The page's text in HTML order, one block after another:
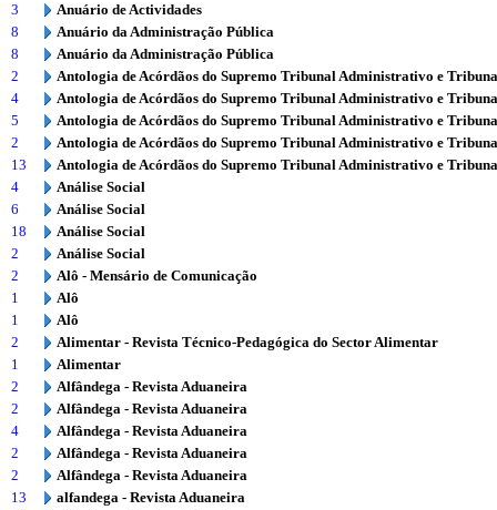
3
Anuário de Actividades
8
Anuário da Administração Pública
8
Anuário da Administração Pública
2
Antologia de Acórdãos do Supremo Tribunal Administrativo e
4
Antologia de Acórdãos do Supremo Tribunal Administrativo e
5
Antologia de Acórdãos do Supremo Tribunal Administrativo e
2
Antologia de Acórdãos do Supremo Tribunal Administrativo e
13
Antologia de Acórdãos do Supremo Tribunal Administrativo e
4
Análise Social
6
Análise Social
18
Análise Social
2
Análise Social
2
Alô - Mensário de Comunicação
1
Alô
1
Alô
2
Alimentar - Revista Técnico-Pedagógica do Sector Alimentar
1
Alimentar
2
Alfândega - Revista Aduaneira
2
Alfândega - Revista Aduaneira
4
Alfândega - Revista Aduaneira
2
Alfândega - Revista Aduaneira
2
Alfândega - Revista Aduaneira
13
alfandega - Revista Aduaneira